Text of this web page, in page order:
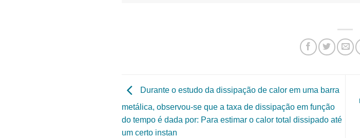
Durante o estudo da dissipação de calor em uma barra
metálica, observou-se que a taxa de dissipação em função
do tempo é dada por: Para estimar o calor total dissipado até
um certo instan